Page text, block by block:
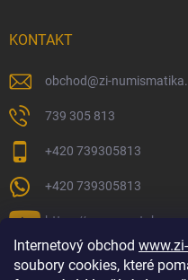
Internetový obchod
soubory cookies, které
KONTAKT
obchod@zi-
739 305 813
+420 739305813
+420 739305813
https://